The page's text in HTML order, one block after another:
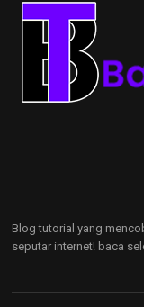
Blog tutorial yang
seputar internet! baca